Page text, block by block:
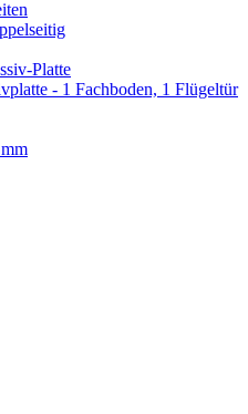
- 1 Fachboden, 1 Flügeltür